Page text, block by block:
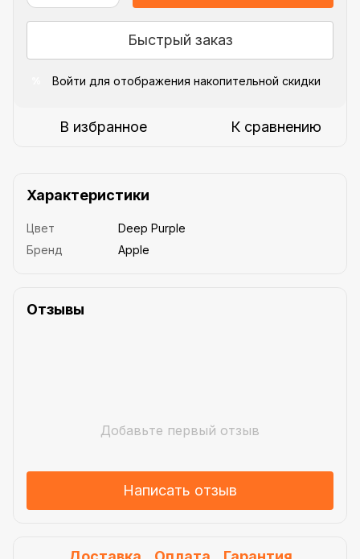
Быстрый заказ
Войти для отображения накопительной скидки
В избранное К сравнению
Характеристики
Цвет
Deep Purple
Бренд
Apple
Отзывы
Добавьте первый отзыв
Написать отзыв